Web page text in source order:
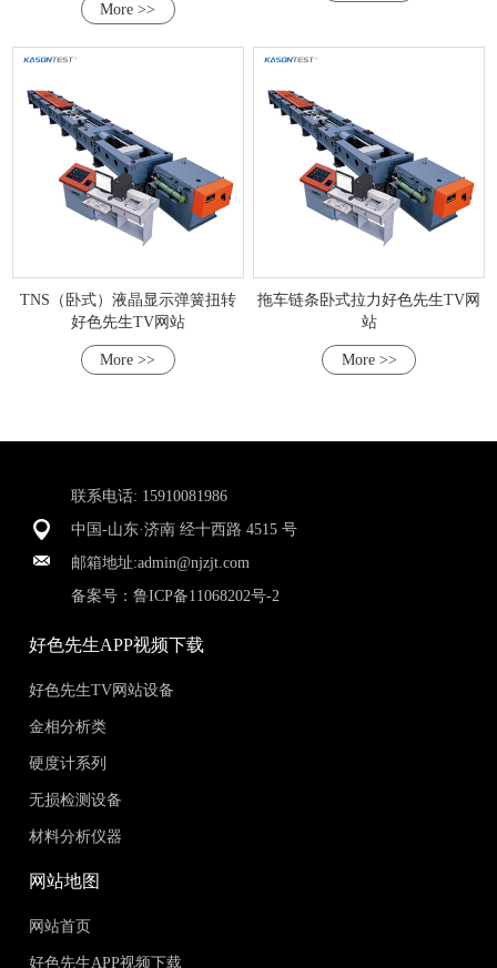
More >>
TNS（卧式）液晶显示弹簧扭转
好色先生TV网站
More >>
拖车链条卧式拉力好色先生TV网
站
More >>
联系电话: 15910081986
中国-山东·济南 经十西路 4515 号
邮箱地址:admin@njzjt.com
备案号：鲁ICP备11068202号-2
好色先生APP视频下载
好色先生TV网站设备
金相分析类
硬度计系列
无损检测设备
材料分析仪器
网站地图
网站首页
好色先生APP视频下载